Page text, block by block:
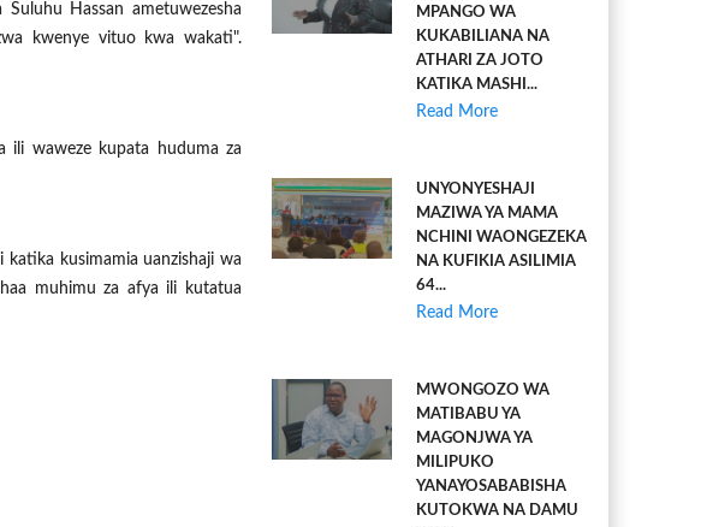
Hassan ametuwezesha
kwenye vituo kwa wakati".
ili waweze kupata huduma za
kusimamia uanzishaji wa
muhimu za afya ili kutatua
MPANGO WA
KUKABILIANA NA
ATHARI ZA JOTO
KATIKA MASHI...
Read More
UNYONYESHAJI
MAZIWA YA MAMA
NCHINI WAONGEZEKA
NA KUFIKIA ASILIMIA
64...
Read More
MWONGOZO WA
MATIBABU YA
MAGONJWA YA
MILIPUKO
YANAYOSABABISHA
KUTOKWA NA DAMU